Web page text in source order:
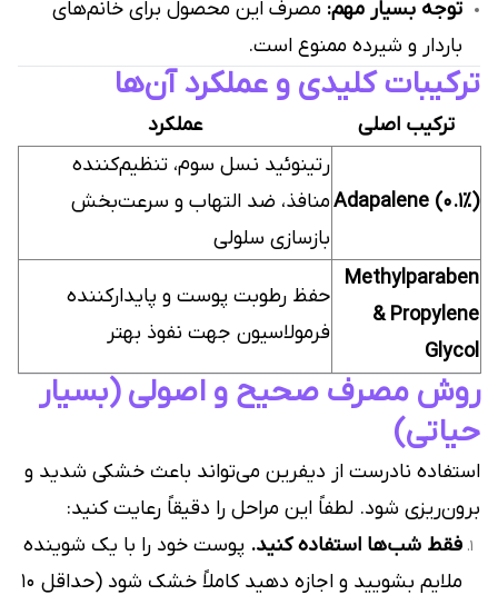
توجه بسیار مهم: مصرف این محصول برای خانم‌های
باردار و شیرده ممنوع است.
ترکیبات کلیدی و عملکرد آن‌ها
ترکیب اصلی عملکرد
Adapalene (۰.۱٪)
رتینوئید نسل سوم، تنظیم‌کننده
منافذ، ضد التهاب و سرعت‌بخش
بازسازی سلولی
Methylparaben
& Propylene
Glycol
حفظ رطوبت پوست و پایدارکننده
فرمولاسیون جهت نفوذ بهتر
روش مصرف صحیح و اصولی (بسیار
حیاتی)
استفاده نادرست از دیفرین می‌تواند باعث خشکی شدید و
برون‌ریزی شود. لطفاً این مراحل را دقیقاً رعایت کنید:
فقط شب‌ها استفاده کنید. پوست خود را با یک شوینده
ملایم بشویید و اجازه دهید کاملاً خشک شود (حداقل ۱۰